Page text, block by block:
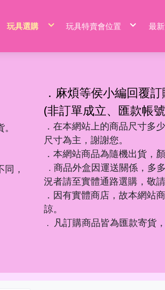
玩具選購
吊排/紙卡
包K/PVC袋
萬聖/聖誕
節慶商品
餐具/廚具/仿真食物
切切樂/仿真食物
餐具/廚具
收銀機/超市購物
森林家族
娃娃/芭比娃娃
梳妝/化妝/飾品
DIY飾品/配件/魔法棒
化妝台/梳妝台
清掃/衛浴玩具/家電
城堡/別墅/房屋
吹泡泡玩具
泡泡機
沙灘玩具
互動/戶外/運動類/對戰/競技
互動/戶外玩具
車/飛機玩具
消防系列
停車場/軌道車
多美小汽車
模型/合金車
釣釣樂/捏捏樂
迷你特工/恐龍特工/動畫
彩泥/史萊姆
帳篷/球/氣球
帳篷
彈力球/充氣球
音樂玩具
電話造型
恐龍系列
恐龍蛋
銅板價玩具
中華超人/布魯可/假面
驚喜盒/盲盒/洞洞樂/考古
認知模型
射擊玩具
軟彈槍
水槍
聲光槍
弓箭
水彈槍
飛鏢/鏢靶
百元內益智玩具
球台遊戲/地鼠機
魔方/魔尺
棋類/撲克牌/卡牌遊戲
桌遊
益智教學
遊戲機/方塊遊戲
多面遊戲盒
搖鈴/床鈴
學步車/搖椅
洗澡玩具
嬰兒學習用品
電動童車/摩托車
滑行車/助步車
三輪車/扭扭車
溜滑梯/充氣跳跳/搖搖馬
益智積木
軌道滾珠積木/螺絲釘積木
大顆粒主題積木
軍事/太空積木
陸軍
太空/星際積木
摩托車積木
警察/民航系列
主題積木
海盜/中古系列
泰迪/暴力/可愛熊
街景積木
日式街景植物造型
歷史/三國/水滸傳
積木桌/底板
文具用品類
學習用品
削筆器
修正系列
DIY勞作/手作
著色本/沙畫
貼紙/安靜書
咕卡/火漆/奶油膠
螢光筆/馬克筆
鉛筆/自動鉛筆
圓珠筆
紙類/本
線圈本
鎖本/密碼本
素描本/畫圖本
套裝組
遙控車
遙控動物/昆蟲
廚房用品
洗碗布/菜瓜布
風扇/電扇
泡澡球/沐浴球
鑰匙扣/掛件/擺件
玩具特賣會位置
台中南屯玩具批發特賣
最
，
．麻煩等侯小編回覆
(非訂單成立、匯款帳號
．在本網站上的商品尺寸多
尺寸為主，謝謝您。
．本網站商品為隨機出貨，
． 商品外盒因運送關係，多
況者請至實體通路選購，敬請
．因有實體商店，故本網站
諒。
． 凡訂購商品皆為匯款寄貨